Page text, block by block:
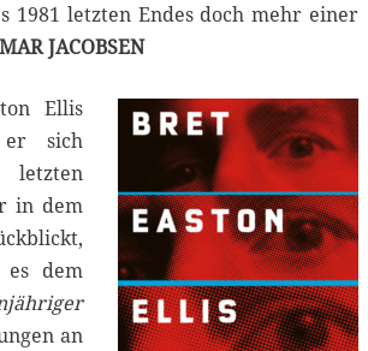
1981 letzten Endes doch mehr einer
JACOBSEN
Ellis
er sich
letzten
in dem
es dem
an